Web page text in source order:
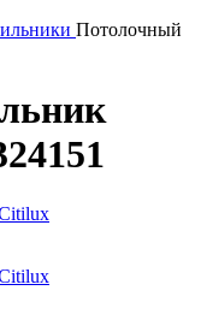
Потолочный